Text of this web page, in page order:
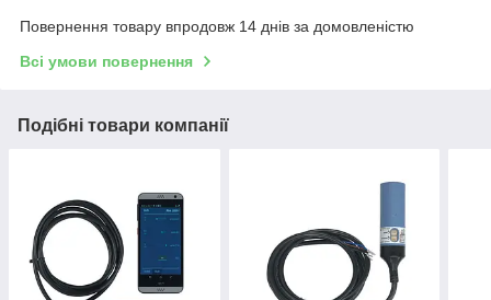
Повернення товару впродовж 14 днів за домовленістю
Всі умови повернення
Подібні товари компанії